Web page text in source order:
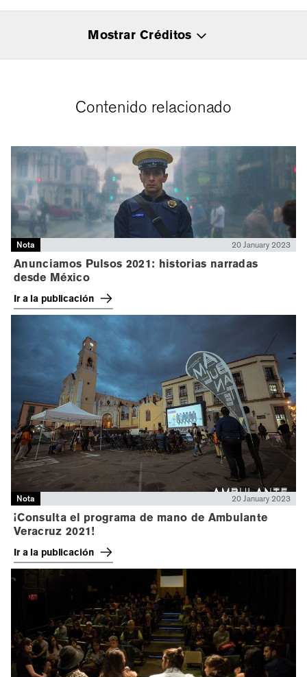
Mostrar Créditos
Contenido relacionado
Nota 20 January 2023
Anunciamos Pulsos 2021: historias narradas
desde México
Ir a la publicación
Nota 20 January 2023
¡Consulta el programa de mano de Ambulante
Veracruz 2021!
Ir a la publicación